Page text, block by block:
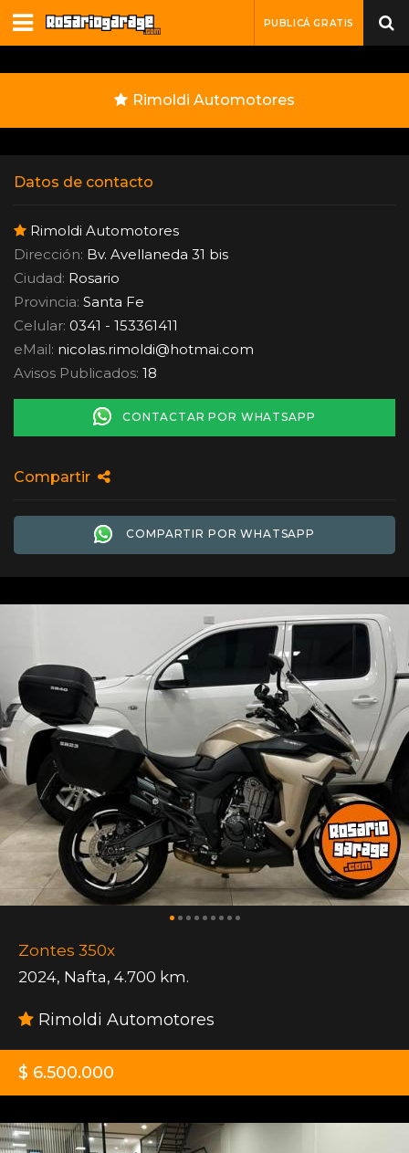
PUBLICÁ GRATIS
Rimoldi Automotores
Datos de contacto
Rimoldi Automotores
Dirección: Bv. Avellaneda 31 bis
Ciudad: Rosario
Provincia: Santa Fe
Celular: 0341 - 153361411
eMail: nicolas.rimoldi@hotmai.com
Avisos Publicados: 18
CONTACTAR POR WHATSAPP
Compartir
COMPARTIR POR WHATSAPP
Zontes 350x
2024, Nafta, 4.700 km.
Rimoldi Automotores
$ 6.500.000